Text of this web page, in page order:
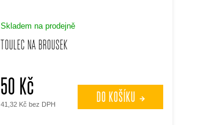
TOULEC NA BROUSEK
Skladem na prodejně
41,32 Kč bez DPH
50 Kč DO KOŠÍKU